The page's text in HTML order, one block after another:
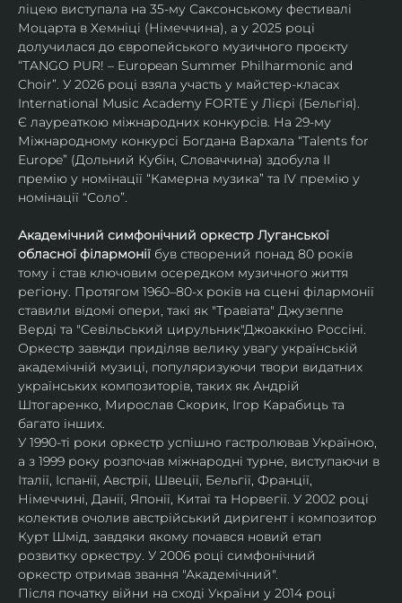
ліцею виступала на 35-му Саксонському фестивалі
Моцарта в Хемніці (Німеччина), а у 2025 році
долучилася до європейського музичного проєкту
“TANGO PUR! – European Summer Philharmonic and
Choir”. У 2026 році взяла участь у майстер-класах
International Music Academy FORTE у Лієрі (Бельгія).
Є лауреаткою міжнародних конкурсів. На 29-му
Міжнародному конкурсі Богдана Вархала “Talents for
Europe” (Дольний Кубін, Словаччина) здобула ІІ
премію у номінації “Камерна музика” та IV премію у
номінації “Соло”.
Академічний симфонічний оркестр Луганської
обласної філармонії був створений понад 80 років
тому і став ключовим осередком музичного життя
регіону. Протягом 1960–80-х років на сцені філармонії
ставили відомі опери, такі як "Травіата" Джузеппе
Верді та "Севільський цирульник"Джоаккіно Россіні.
Оркестр завжди приділяв велику увагу українській
академічній музиці, популяризуючи твори видатних
українських композиторів, таких як Андрій
Штогаренко, Мирослав Скорик, Ігор Карабиць та
багато інших.
У 1990-ті роки оркестр успішно гастролював Україною,
а з 1999 року розпочав міжнародні турне, виступаючи в
Італії, Іспанії, Австрії, Швеції, Бельгії, Франції,
Німеччині, Данії, Японії, Китаї та Норвегії. У 2002 році
колектив очолив австрійський диригент і композитор
Курт Шмід, завдяки якому почався новий етап
розвитку оркестру. У 2006 році симфонічний
оркестр отримав звання "Академічний".
Після початку війни на сході України у 2014 році